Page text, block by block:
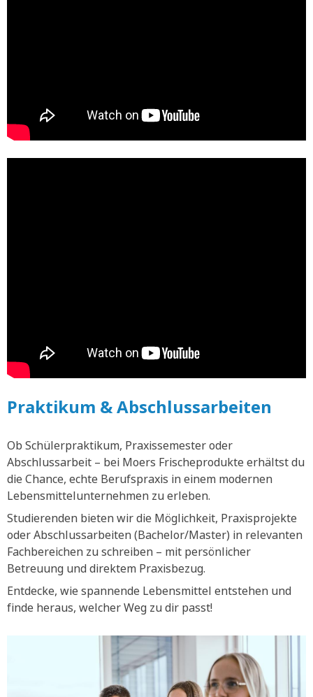
Praktikum & Abschlussarbeiten
Ob Schülerpraktikum, Praxissemester oder
Abschlussarbeit – bei Moers Frischeprodukte erhältst du
die Chance, echte Berufspraxis in einem modernen
Lebensmittelunternehmen zu erleben.
Studierenden bieten wir die Möglichkeit, Praxisprojekte
oder Abschlussarbeiten (Bachelor/Master) in relevanten
Fachbereichen zu schreiben – mit persönlicher
Betreuung und direktem Praxisbezug.
Entdecke, wie spannende Lebensmittel entstehen und
finde heraus, welcher Weg zu dir passt!